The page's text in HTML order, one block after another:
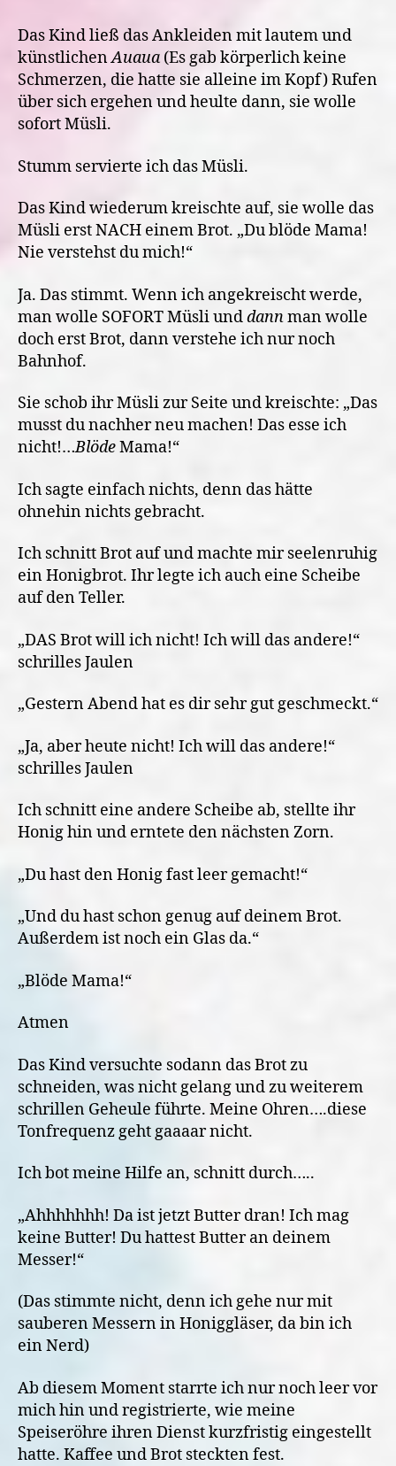
Das Kind ließ das Ankleiden mit lautem und
künstlichenAuaua (Es gab körperlich keine
Schmerzen, die hatte sie alleine im Kopf) Rufen
über sich ergehen und heulte dann, sie wolle
sofort Müsli.
Stumm servierte ich das Müsli.
Das Kind wiederum kreischte auf, sie wolle das
Müsli erst NACH einem Brot. „Du blöde Mama!
Nie verstehst du mich!“
Ja. Das stimmt. Wenn ich angekreischt werde,
man wolle SOFORT Müsli unddannman wolle
doch erst Brot, dann verstehe ich nur noch
Bahnhof.
Sie schob ihr Müsli zur Seite und kreischte: „Das
musst du nachher neu machen! Das esse ich
nicht!…BlödeMama!“
Ich sagte einfach nichts, denn das hätte
ohnehin nichts gebracht.
Ich schnitt Brot auf und machte mir seelenruhig
ein Honigbrot. Ihr legte ich auch eine Scheibe
auf den Teller.
„DAS Brot will ich nicht! Ich will das andere!“
schrilles Jaulen
„Gestern Abend hat es dir sehr gut geschmeckt.“
„Ja, aber heute nicht! Ich will das andere!“
schrilles Jaulen
Ich schnitt eine andere Scheibe ab, stellte ihr
Honig hin und erntete den nächsten Zorn.
„Du hast den Honig fast leer gemacht!“
„Und du hast schon genug auf deinem Brot.
Außerdem ist noch ein Glas da.“
„Blöde Mama!“
Atmen
Das Kind versuchte sodann das Brot zu
schneiden, was nicht gelang und zu weiterem
schrillen Geheule führte. Meine Ohren….diese
Tonfrequenz geht gaaaar nicht.
Ich bot meine Hilfe an, schnitt durch…..
„Ahhhhhhh! Da ist jetzt Butter dran! Ich mag
keine Butter! Du hattest Butter an deinem
Messer!“
(Das stimmte nicht, denn ich gehe nur mit
sauberen Messern in Honiggläser, da bin ich
ein Nerd)
Ab diesem Moment starrte ich nur noch leer vor
mich hin und registrierte, wie meine
Speiseröhre ihren Dienst kurzfristig eingestellt
hatte. Kaffee und Brot steckten fest.